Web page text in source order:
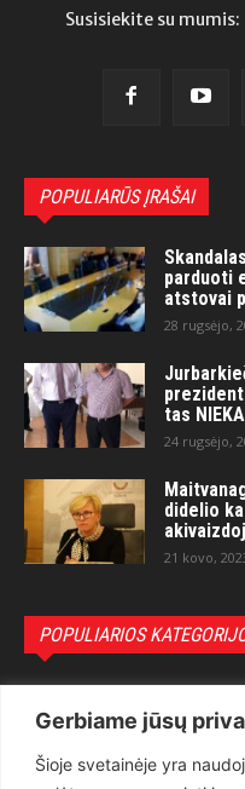
Gerbiame jūsų
Šioje svetainėje yra
Susisiekite su mumis:
POPULIARŪS ĮRAŠAI
parduoti
atstovai
28 rugsėjo,
tas
24 rugsėjo,
didelio
21 kovo,
POPULIARIOS
Teisėsauga